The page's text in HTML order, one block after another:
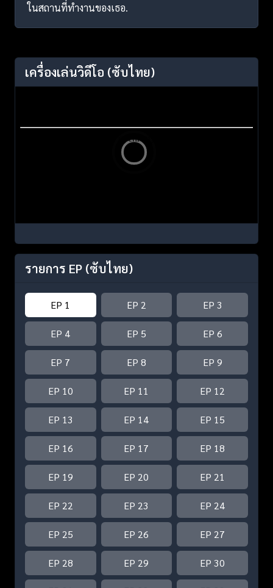
ในสถานที่ทำงานของเธอ.
เครื่องเล่นวิดีโอ (ซับไทย)
รายการ EP (ซับไทย)
EP 1 EP 2 EP 3
EP 4 EP 5 EP 6
EP 7 EP 8 EP 9
EP 10 EP 11 EP 12
EP 13 EP 14 EP 15
EP 16 EP 17 EP 18
EP 19 EP 20 EP 21
EP 22 EP 23 EP 24
EP 25 EP 26 EP 27
EP 28 EP 29 EP 30